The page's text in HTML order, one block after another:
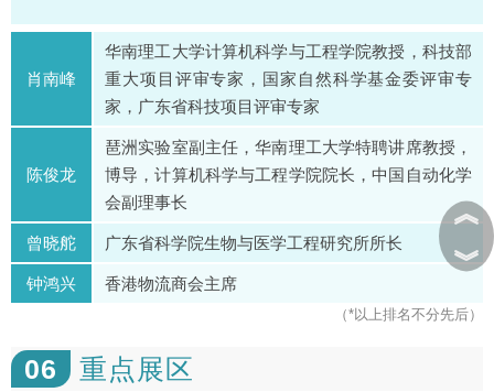
肖南峰
华南理工大学计算机科学与工程学院教授，科技部
重大项目评审专家，国家自然科学基金委评审专
家，广东省科技项目评审专家
陈俊龙
琶洲实验室副主任，华南理工大学特聘讲席教授，
博导，计算机科学与工程学院院长，中国自动化学
会副理事长
曾晓舵 广东省科学院生物与医学工程研究所所长
钟鸿兴 香港物流商会主席
（*以上排名不分先后）
06 重点展区
︽
︾